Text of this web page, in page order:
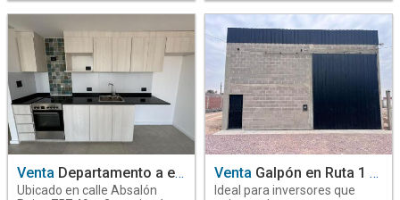
Santiago Del Estero
2 Habitaciones | 2 Baños
Santiago Del Estero
--- Habitaciones | 1 Baños
Venta Departamento a estrenar 1 Dorm. en Venta en Edificio Ey.
Ubicado en calle Absalón
Venta Galpón en Ruta 1 en Venta
Ideal para inversores que